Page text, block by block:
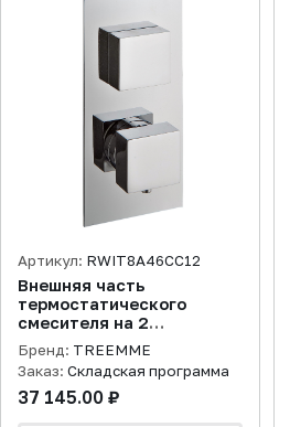
Артикул: RWIT8A46CC12
Внешняя часть
термостатического
смесителя на 2
потребителя, хром
Бренд: TREEMME
Заказ: Складская программа
37 145.00 ₽